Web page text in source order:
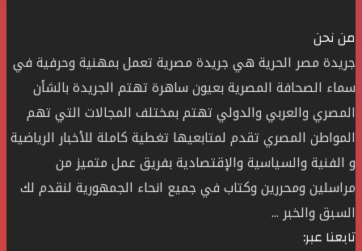
من نحن
جريدة مصر الحرية هي جريدة مصرية تعمل بمهنية وحرفية في
سماء الصحافة المصرية بعيون ساهرة تهتم الجريدة بالشأن
المصري والعربي والدولي تهتم بمختلف المجالات التي تهم
المواطن المصري تقدم لمتابعيها تغطية كاملة للأخبار الرياضية
و الفنية والسياسية والإقتصادية بفريق عمل متميز من
مراسلين ومحررين وكتاب في جميع انحاء الجمهورية لنقدم لك
السبق والخبر ...
تابعنا عبر: